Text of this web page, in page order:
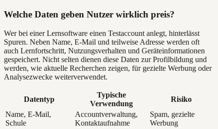
Welche Daten geben Nutzer wirklich preis?
Wer bei einer Lernsoftware einen Testaccount anlegt, hinterlässt
Spuren. Neben Name, E-Mail und teilweise Adresse werden oft
auch Lernfortschritt, Nutzungsverhalten und Geräteinformationen
gespeichert. Nicht selten dienen diese Daten zur Profilbildung und
werden, wie aktuelle Recherchen zeigen, für gezielte Werbung oder
Analysezwecke weiterverwendet.
Datentyp
Typische
Verwendung
Risiko
Name, E-Mail,
Schule
Accountverwaltung,
Kontaktaufnahme
Spam, gezielte
Werbung